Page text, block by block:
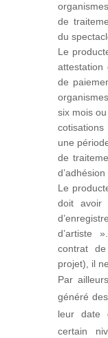
de
du
Le
de
six mois
une
de
Le
doit avoir
d’artiste
contrat
projet), il
Par
généré
leur date
certain